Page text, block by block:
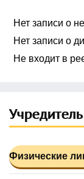
Нет записи о
Нет записи о
Не входит в
Физические